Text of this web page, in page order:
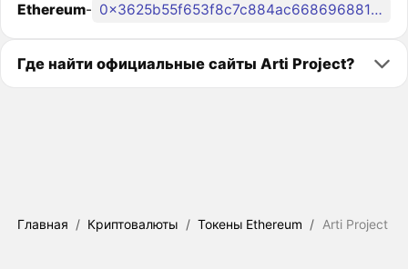
Ethereum- 0x3625b55f653f8c7c884ac668696881df43631d44
Где найти официальные сайты Arti Project?
Главная / Криптовалюты / Токены Ethereum / Arti Project